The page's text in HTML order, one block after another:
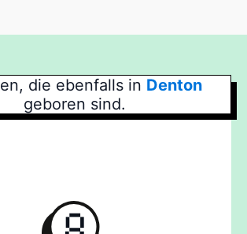
die ebenfalls in Denton
geboren sind.